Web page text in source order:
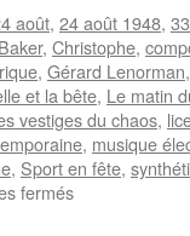
août, 24 août 1948,
, Christophe,
, Gérard Lenorman
et la bête, Le matin
vestiges du chaos,
, musique
, Sport en fête,
ferméssur